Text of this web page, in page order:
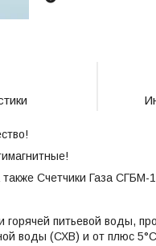
Счетчики Газа СГБМ-
питьевой воды,
воды (СХВ) и от плюс